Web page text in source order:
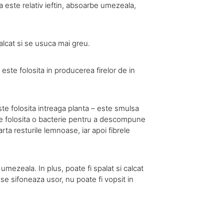
este relativ ieftin, absoarbe umezeala,
si se usuca mai greu.
folosita in producerea firelor de in
folosita intreaga planta – este smulsa
folosita o bacterie pentru a descompune
resturile lemnoase, iar apoi fibrele
In plus, poate fi spalat si calcat
sifoneaza usor, nu poate fi vopsit in